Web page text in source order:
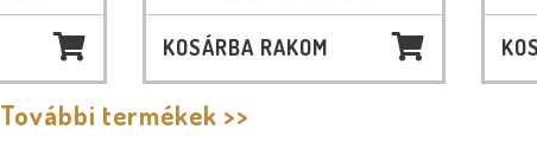
KOSÁRBA RAKOM
További termékek >>